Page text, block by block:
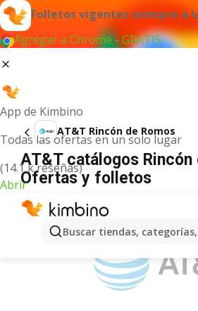
Folletos vigentes siempre a
Agregar a Chrome - GRATIS
App de Kimbino
Todas las ofertas en un solo lugar
(14.1 k reseñas)
Abrir
Buscar tiendas,
AT&T Rincón de Romos
AT&T catálogos Rincón
Ofertas y folletos